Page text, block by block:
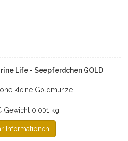
Life - Seepferdchen GOLD
kleine Goldmünze
Gewicht 0.001 kg
Informationen